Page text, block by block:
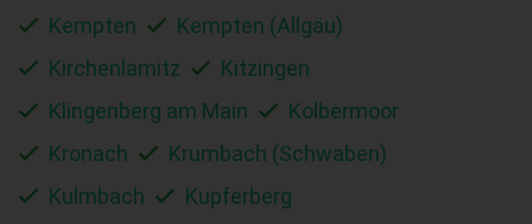
Kempten
Kempten (Allgäu)
Kirchenlamitz
Kitzingen
Klingenberg am Main
Kolbermoor
Kronach
Krumbach (Schwaben)
Kulmbach
Kupferberg